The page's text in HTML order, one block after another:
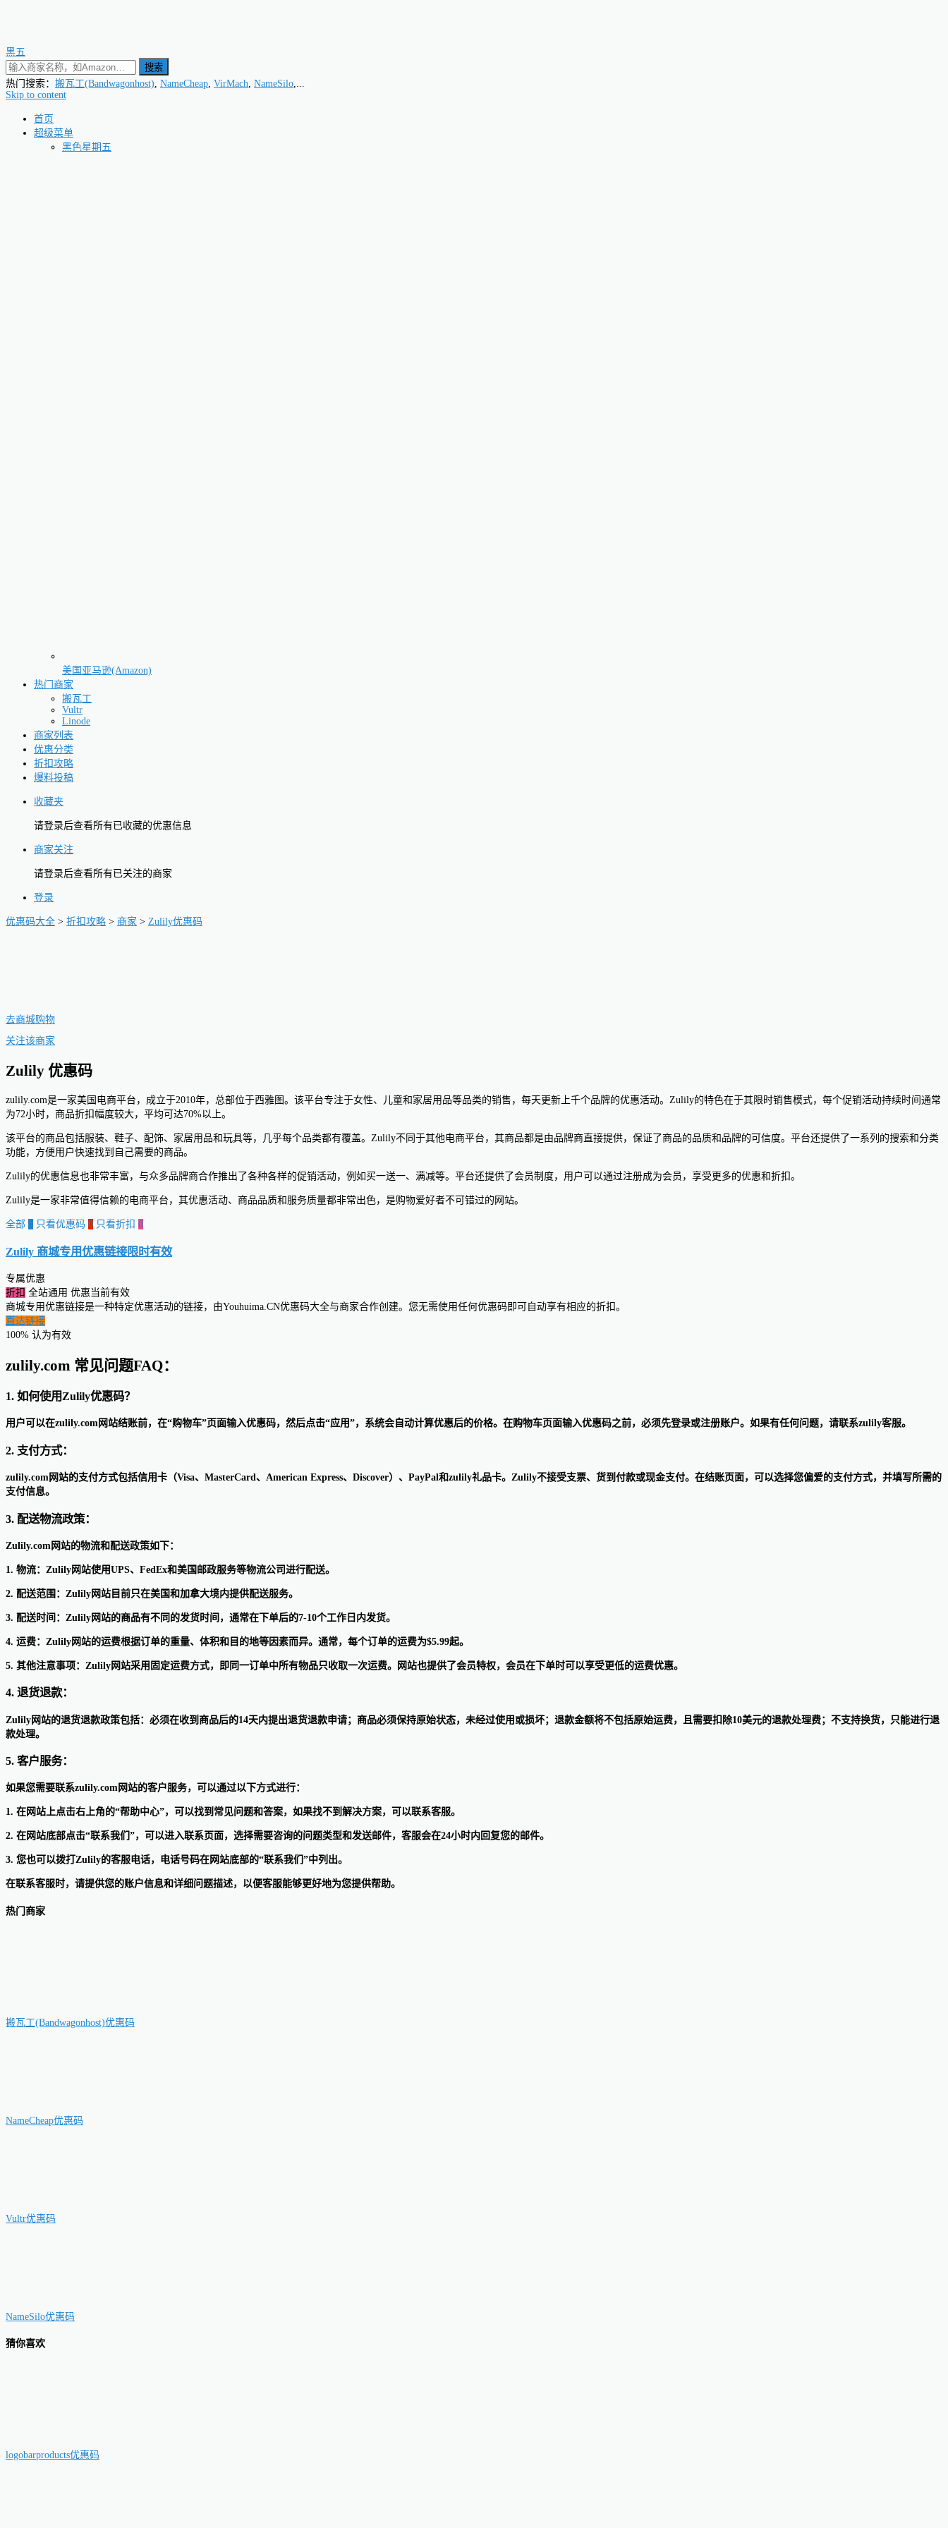
黑五
搜索
热门搜索： 搬瓦工(Bandwagonhost), NameCheap, VirMach, NameSilo,...
Skip to content
首页
超级菜单
黑色星期五
美国亚马逊(Amazon)
热门商家
搬瓦工
Vultr
Linode
商家列表
优惠分类
折扣攻略
爆料投稿
收藏夹
请登录后查看所有已收藏的优惠信息
商家关注
请登录后查看所有已关注的商家
登录
优惠码大全 > 折扣攻略 > 商家 > Zulily优惠码
去商城购物
关注该商家
Zulily 优惠码
zulily.com是一家美国电商平台，成立于2010年，总部位于西雅图。该平台专注于女性、儿童和家居用品等品类的销售，每天更新上千个品牌的优惠活动。Zulily的特色在于其限时销售模式，每个促销活动持续时间通常
为72小时，商品折扣幅度较大，平均可达70%以上。
该平台的商品包括服装、鞋子、配饰、家居用品和玩具等，几乎每个品类都有覆盖。Zulily不同于其他电商平台，其商品都是由品牌商直接提供，保证了商品的品质和品牌的可信度。平台还提供了一系列的搜索和分类
功能，方便用户快速找到自己需要的商品。
Zulily的优惠信息也非常丰富，与众多品牌商合作推出了各种各样的促销活动，例如买一送一、满减等。平台还提供了会员制度，用户可以通过注册成为会员，享受更多的优惠和折扣。
Zulily是一家非常值得信赖的电商平台，其优惠活动、商品品质和服务质量都非常出色，是购物爱好者不可错过的网站。
全部 只看优惠码 0 只看折扣 0
Zulily 商城专用优惠链接限时有效
专属优惠
折扣 全站通用 优惠当前有效
商城专用优惠链接是一种特定优惠活动的链接，由Youhuima.CN优惠码大全与商家合作创建。您无需使用任何优惠码即可自动享有相应的折扣。
直达链接
100% 认为有效
zulily.com 常见问题FAQ：
1. 如何使用Zulily优惠码？
用户可以在zulily.com网站结账前，在“购物车”页面输入优惠码，然后点击“应用”，系统会自动计算优惠后的价格。在购物车页面输入优惠码之前，必须先登录或注册账户。如果有任何问题，请联系zulily客服。
2. 支付方式：
zulily.com网站的支付方式包括信用卡（Visa、MasterCard、American Express、Discover）、PayPal和zulily礼品卡。Zulily不接受支票、货到付款或现金支付。在结账页面，可以选择您偏爱的支付方式，并填写所需的
支付信息。
3. 配送物流政策：
Zulily.com网站的物流和配送政策如下：
1. 物流：Zulily网站使用UPS、FedEx和美国邮政服务等物流公司进行配送。
2. 配送范围：Zulily网站目前只在美国和加拿大境内提供配送服务。
3. 配送时间：Zulily网站的商品有不同的发货时间，通常在下单后的7-10个工作日内发货。
4. 运费：Zulily网站的运费根据订单的重量、体积和目的地等因素而异。通常，每个订单的运费为$5.99起。
5. 其他注意事项：Zulily网站采用固定运费方式，即同一订单中所有物品只收取一次运费。网站也提供了会员特权，会员在下单时可以享受更低的运费优惠。
4. 退货退款：
Zulily网站的退货退款政策包括：必须在收到商品后的14天内提出退货退款申请；商品必须保持原始状态，未经过使用或损坏；退款金额将不包括原始运费，且需要扣除10美元的退款处理费；不支持换货，只能进行退
款处理。
5. 客户服务：
如果您需要联系zulily.com网站的客户服务，可以通过以下方式进行：
1. 在网站上点击右上角的“帮助中心”，可以找到常见问题和答案，如果找不到解决方案，可以联系客服。
2. 在网站底部点击“联系我们”，可以进入联系页面，选择需要咨询的问题类型和发送邮件，客服会在24小时内回复您的邮件。
3. 您也可以拨打Zulily的客服电话，电话号码在网站底部的“联系我们”中列出。
在联系客服时，请提供您的账户信息和详细问题描述，以便客服能够更好地为您提供帮助。
热门商家
搬瓦工(Bandwagonhost)优惠码
NameCheap优惠码
Vultr优惠码
NameSilo优惠码
猜你喜欢
logobarproducts优惠码